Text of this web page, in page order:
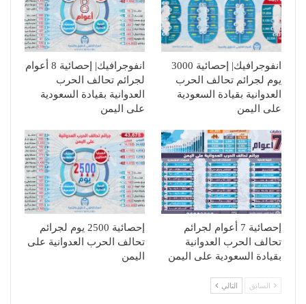
انفوجرافيك| إحصائية 3000
يوم لجرائم تحالف الحرب
العدوانية بقيادة السعودية
على اليمن
انفوجرافيك| إحصائية 8 أعوام
لجرائم تحالف الحرب
العدوانية بقيادة السعودية
على اليمن
إحصائية 7 أعوام لجرائم
تحالف الحرب العدوانية
بقيادة السعودية على اليمن
إحصائية 2500 يوم لجرائم
تحالف الحرب العدوانية على
اليمن
السابق التالي